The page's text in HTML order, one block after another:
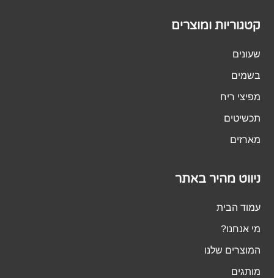
קטגוריות ומוצרים
שעונים
בשמים
מפיצי ריח
תכשיטים
מארזים
ניווט מהיר באתר
עמוד הבית
מי אנחנו?
המוצרים שלנו
מותגים